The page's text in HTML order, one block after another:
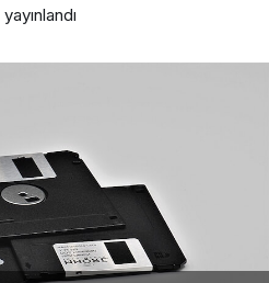
yayınlandı